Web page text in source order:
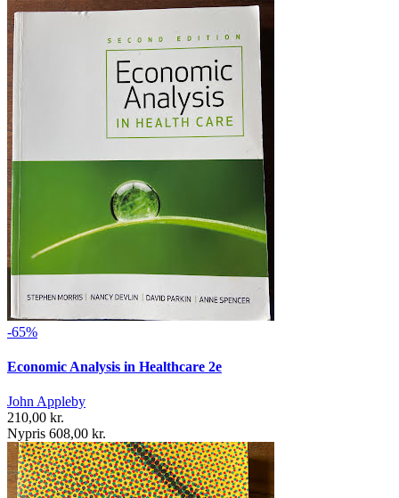
-65%
Economic Analysis in Healthcare 2e
John Appleby
210,00 kr.
Nypris 608,00 kr.